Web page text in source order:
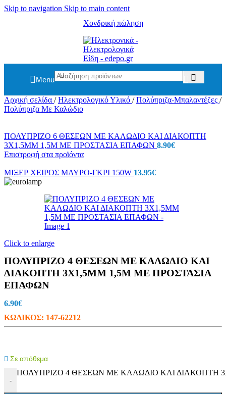
Skip to navigation Skip to main content
Χονδρική πώληση
Menu
Αρχική σελίδα / Ηλεκτρολογικό Υλικό / Πολύπριζα-Μπαλαντέζες /
Πολύπριζα Με Καλώδιο
ΠΟΛΥΠΡΙΖΟ 6 ΘΕΣΕΩΝ ΜΕ ΚΑΛΩΔΙΟ ΚΑΙ ΔΙΑΚΟΠΤΗ
3X1,5MM 1,5M ΜΕ ΠΡΟΣΤΑΣΙΑ ΕΠΑΦΩΝ 8.90€
Επιστροφή στα προϊόντα
ΜΙΞΕΡ ΧΕΙΡΟΣ ΜΑΥΡΟ-ΓΚΡΙ 150W 13.95€
Click to enlarge
ΠΟΛΥΠΡΙΖΟ 4 ΘΕΣΕΩΝ ΜΕ ΚΑΛΩΔΙΟ ΚΑΙ
ΔΙΑΚΟΠΤΗ 3X1,5MM 1,5M ΜΕ ΠΡΟΣΤΑΣΙΑ
ΕΠΑΦΩΝ
6.90€
ΚΩΔΙΚΟΣ: 147-62212
Σε απόθεμα
-
ΠΟΛΥΠΡΙΖΟ 4 ΘΕΣΕΩΝ ΜΕ ΚΑΛΩΔΙΟ ΚΑΙ ΔΙΑΚΟΠΤΗ